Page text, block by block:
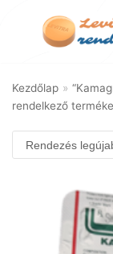
Kezdőlap »
rendelkező